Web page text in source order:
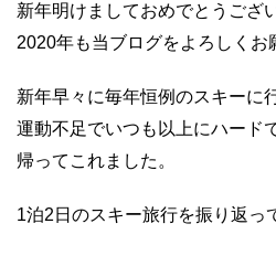
新年明けましておめでとうござ
2020年も当ブログをよろしくお
新年早々に毎年恒例のスキーに
運動不足でいつも以上にハード
帰ってこれました。
1泊2日のスキー旅行を振り返っ